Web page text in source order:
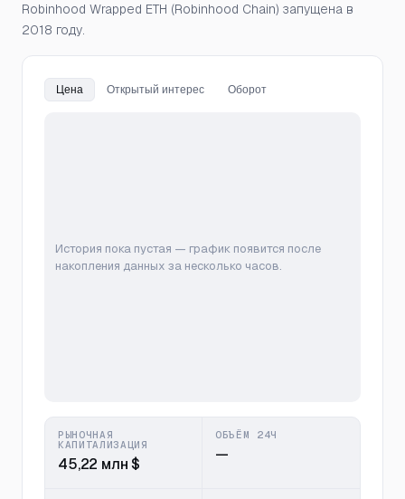
Robinhood Wrapped ETH (Robinhood Chain) запущена в
2018 году.
Цена Открытый интерес Оборот
История пока пустая — график появится после
накопления данных за несколько часов.
РЫНОЧНАЯ
КАПИТАЛИЗАЦИЯ
45,22 млн $
ОБЪЁМ 24Ч
—